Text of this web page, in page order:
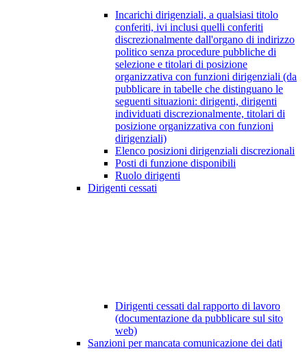
Incarichi dirigenziali, a qualsiasi titolo
conferiti, ivi inclusi quelli conferiti
discrezionalmente dall'organo di indirizzo
politico senza procedure pubbliche di
selezione e titolari di posizione
organizzativa con funzioni dirigenziali (da
pubblicare in tabelle che distinguano le
seguenti situazioni: dirigenti, dirigenti
individuati discrezionalmente, titolari di
posizione organizzativa con funzioni
dirigenziali)
Elenco posizioni dirigenziali discrezionali
Posti di funzione disponibili
Ruolo dirigenti
Dirigenti cessati
Dirigenti cessati dal rapporto di lavoro
(documentazione da pubblicare sul sito
web)
Sanzioni per mancata comunicazione dei dati